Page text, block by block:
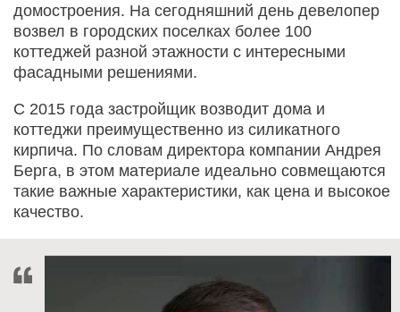
домостроения. На сегодняшний день девелопер
возвел в городских поселках более 100
коттеджей разной этажности с интересными
фасадными решениями.
С 2015 года застройщик возводит дома и
коттеджи преимущественно из силикатного
кирпича. По словам директора компании Андрея
Берга, в этом материале идеально совмещаются
такие важные характеристики, как цена и высокое
качество.